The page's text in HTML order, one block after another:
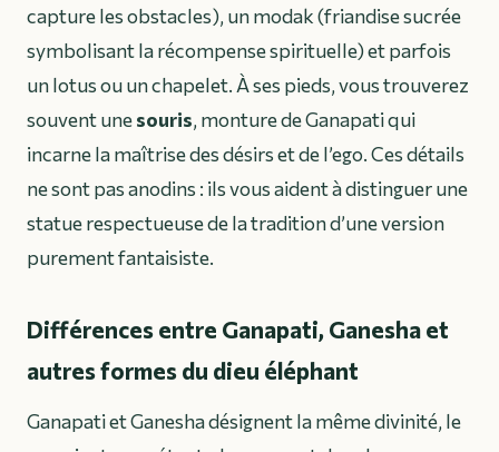
capture les obstacles), un modak (friandise sucrée
symbolisant la récompense spirituelle) et parfois
un lotus ou un chapelet. À ses pieds, vous trouverez
souvent unesouris, monture de Ganapati qui
incarne la maîtrise des désirs et de l’ego. Ces détails
ne sont pas anodins : ils vous aident à distinguer une
statue respectueuse de la tradition d’une version
purement fantaisiste.
Différences entre Ganapati, Ganesha et
autres formes du dieu éléphant
Ganapati et Ganesha désignent la même divinité, le